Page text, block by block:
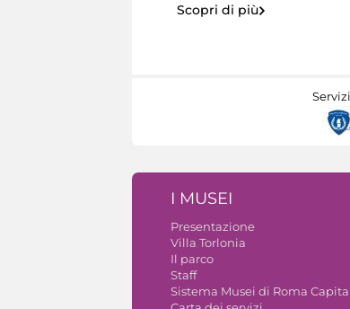
Scopri di più
I MUSEI
Presentazione
Villa Torlonia
Il parco
Staff
Sistema Musei di Roma